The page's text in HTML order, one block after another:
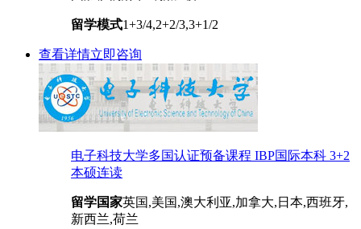
留学模式1+3/4,2+2/3,3+1/2
查看详情立即咨询
电子科技大学多国认证预备课程 IBP国际本科 3+2
本硕连读
留学国家英国,美国,澳大利亚,加拿大,日本,西班牙,
新西兰,荷兰